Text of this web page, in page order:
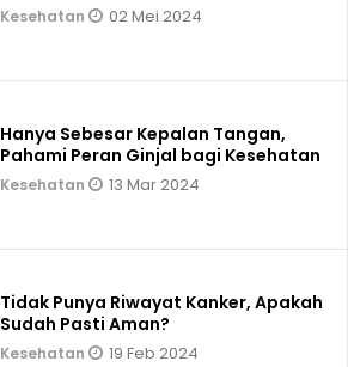
Kesehatan 02 Mei 2024
Hanya Sebesar Kepalan Tangan,
Pahami Peran Ginjal bagi Kesehatan
Kesehatan 13 Mar 2024
Tidak Punya Riwayat Kanker, Apakah
Sudah Pasti Aman?
Kesehatan 19 Feb 2024